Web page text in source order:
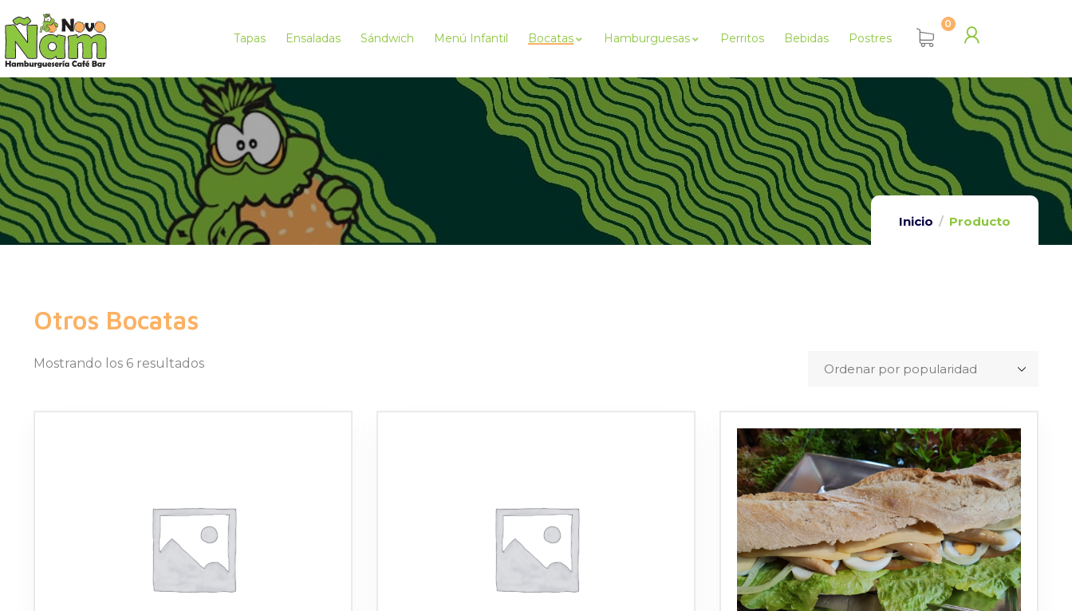
Tapas Ensaladas Sándwich Menú Infantil Bocatas Hamburguesas Perritos Bebidas Postres
0
Inicio Producto
Otros Bocatas
Mostrando los 6 resultados